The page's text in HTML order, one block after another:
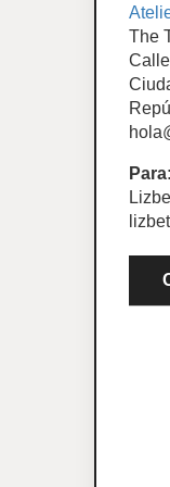
The
Para: